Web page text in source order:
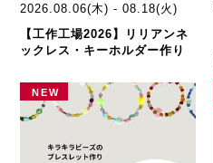
2026.08.06(木) - 08.18(火)
【工作工場2026】リリアンネ
ックレス・キーホルダー作り
NEW